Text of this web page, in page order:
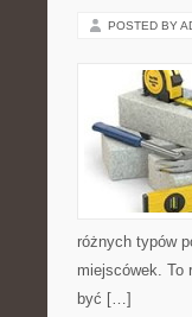
POSTED BY
różnych typów
miejscówek. To
być […]